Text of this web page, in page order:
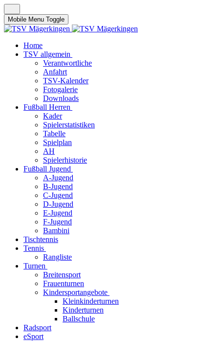
Mobile Menu Toggle
Home
TSV allgemein
Verantwortliche
Anfahrt
TSV-Kalender
Fotogalerie
Downloads
Fußball Herren
Kader
Spielerstatistiken
Tabelle
Spielplan
AH
Spielerhistorie
Fußball Jugend
A-Jugend
B-Jugend
C-Jugend
D-Jugend
E-Jugend
F-Jugend
Bambini
Tischtennis
Tennis
Rangliste
Turnen
Breitensport
Frauenturnen
Kindersportangebote
Kleinkinderturnen
Kinderturnen
Ballschule
Radsport
eSport